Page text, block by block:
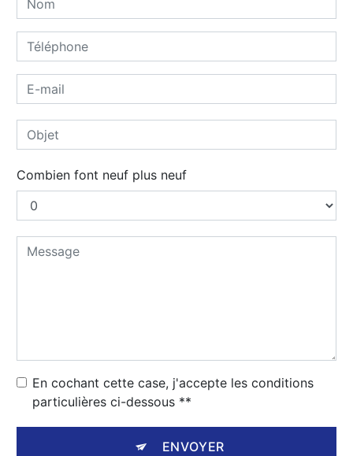
Combien font neuf plus neuf
En cochant cette case, j'accepte les conditions
particulières ci-dessous **
ENVOYER